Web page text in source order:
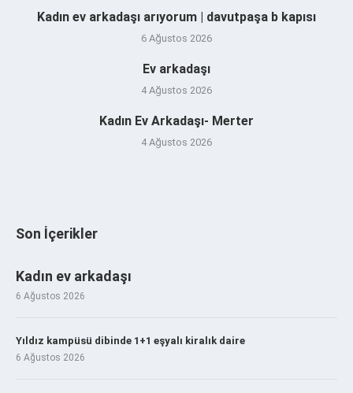
Kadın ev arkadaşı arıyorum | davutpaşa b kapısı
6 Ağustos 2026
Ev arkadaşı
4 Ağustos 2026
Kadın Ev Arkadaşı- Merter
4 Ağustos 2026
Son İçerikler
Kadın ev arkadaşı
6 Ağustos 2026
Yıldız kampüsü dibinde 1+1 eşyalı kiralık daire
6 Ağustos 2026